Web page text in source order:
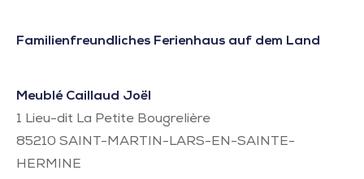
Familienfreundliches Ferienhaus auf dem Land
Meublé Caillaud Joël
1 Lieu-dit La Petite Bougrelière
85210 SAINT-MARTIN-LARS-EN-SAINTE-
HERMINE